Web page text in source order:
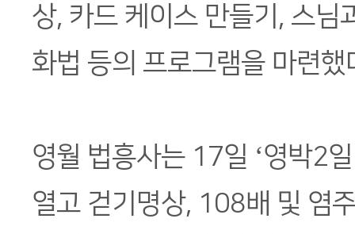
상, 카드 케이스 만들기, 스님
화법 등의 프로그램을 마련했
영월 법흥사는 17일 ‘영박2
열고 걷기명상, 108배 및 염